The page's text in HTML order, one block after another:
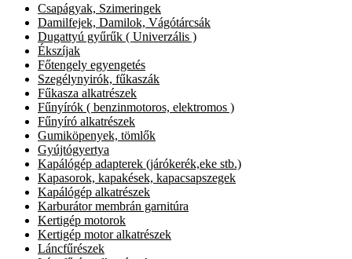
Csapágyak, Szimeringek
Damilfejek, Damilok, Vágótárcsák
Dugattyú gyűrűk ( Univerzális )
Ékszíjak
Főtengely egyengetés
Szegélynyirók, fűkaszák
Fűkasza alkatrészek
Fűnyírók ( benzinmotoros, elektromos )
Fűnyíró alkatrészek
Gumiköpenyek, tömlők
Gyújtógyertya
Kapálógép adapterek (járókerék,eke stb.)
Kapasorok, kapakések, kapacsapszegek
Kapálógép alkatrészek
Karburátor membrán garnitúra
Kertigép motorok
Kertigép motor alkatrészek
Láncfűrészek